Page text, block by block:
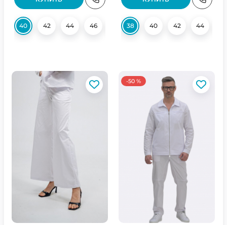
40 42 44 46 50
38 40 42 44
-50 %